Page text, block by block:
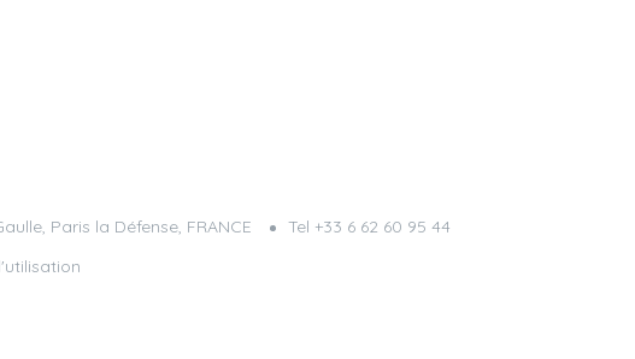
Paris la Défense, FRANCE
Tel +33 6 62 60 95 44